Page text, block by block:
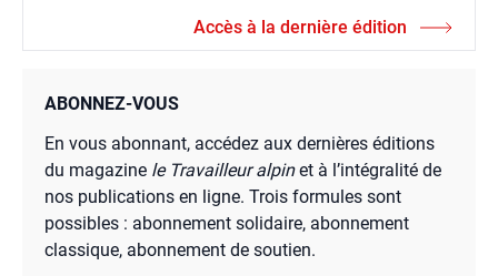
Accès à la dernière édition
ABONNEZ-VOUS
En vous abonnant, accédez aux dernières éditions
du magazine le Travailleur alpinet à l’intégralité de
nos publications en ligne. Trois formules sont
possibles : abonnement solidaire, abonnement
classique, abonnement de soutien.